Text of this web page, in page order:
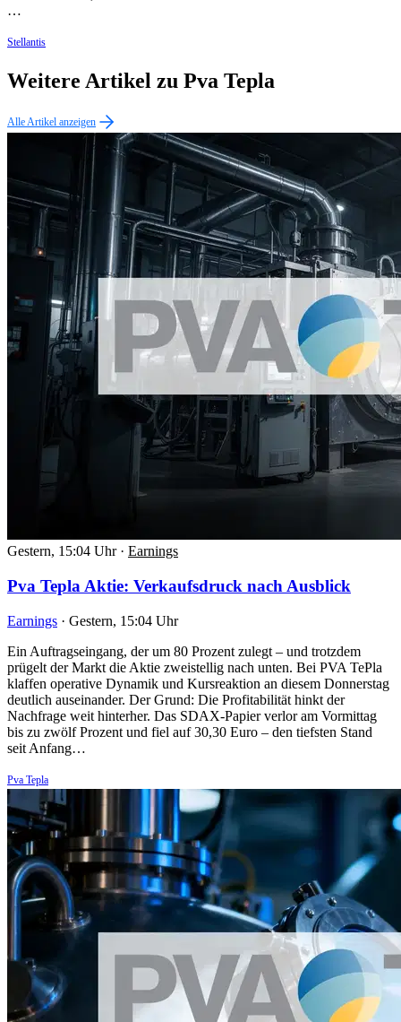
…
Stellantis
Weitere Artikel zu Pva Tepla
Alle Artikel anzeigen
Gestern, 15:04 Uhr · Earnings
Pva Tepla Aktie: Verkaufsdruck nach Ausblick
Earnings · Gestern, 15:04 Uhr
Ein Auftragseingang, der um 80 Prozent zulegt – und trotzdem
prügelt der Markt die Aktie zweistellig nach unten. Bei PVA TePla
klaffen operative Dynamik und Kursreaktion an diesem Donnerstag
deutlich auseinander. Der Grund: Die Profitabilität hinkt der
Nachfrage weit hinterher. Das SDAX-Papier verlor am Vormittag
bis zu zwölf Prozent und fiel auf 30,30 Euro – den tiefsten Stand
seit Anfang…
Pva Tepla